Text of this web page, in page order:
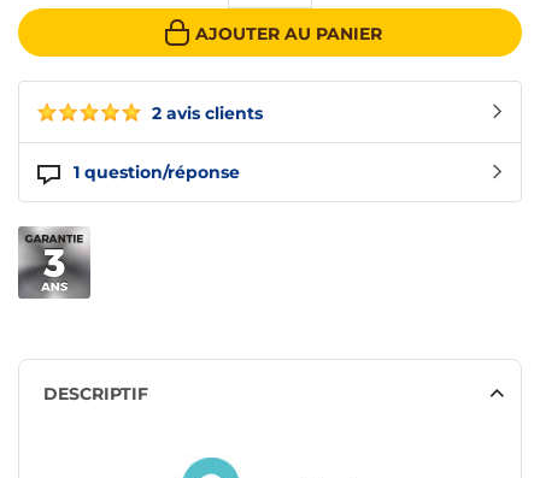
2 avis clients
1 question/réponse
AJOUTER AU PANIER
DESCRIPTIF